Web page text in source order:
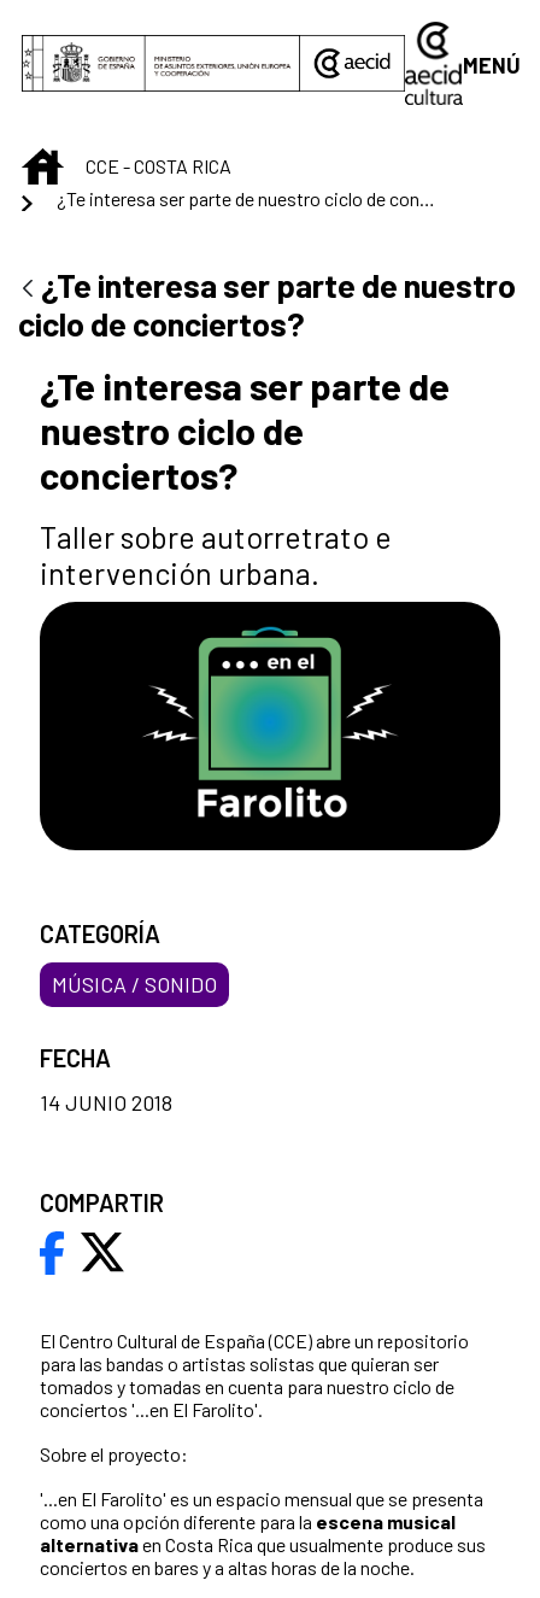
MENÚ
INICIO
CCE - COSTA RICA
¿Te interesa ser parte de nuestro
ciclo de conciertos?
¿Te interesa ser parte de
nuestro ciclo de
conciertos?
Taller sobre autorretrato e
intervención urbana.
El Centro Cultural de España (CCE) abre un repositorio
para las bandas o artistas solistas que quieran ser
tomados y tomadas en cuenta para nuestro ciclo de
conciertos '...en El Farolito'.
Sobre el proyecto:
'...en El Farolito' es un espacio mensual que se presenta
como una opción diferente para la escena musical
alternativaen Costa Rica que usualmente produce sus
conciertos en bares y a altas horas de la noche.
CATEGORÍA
MÚSICA / SONIDO
FECHA
14 JUNIO 2018
COMPARTIR